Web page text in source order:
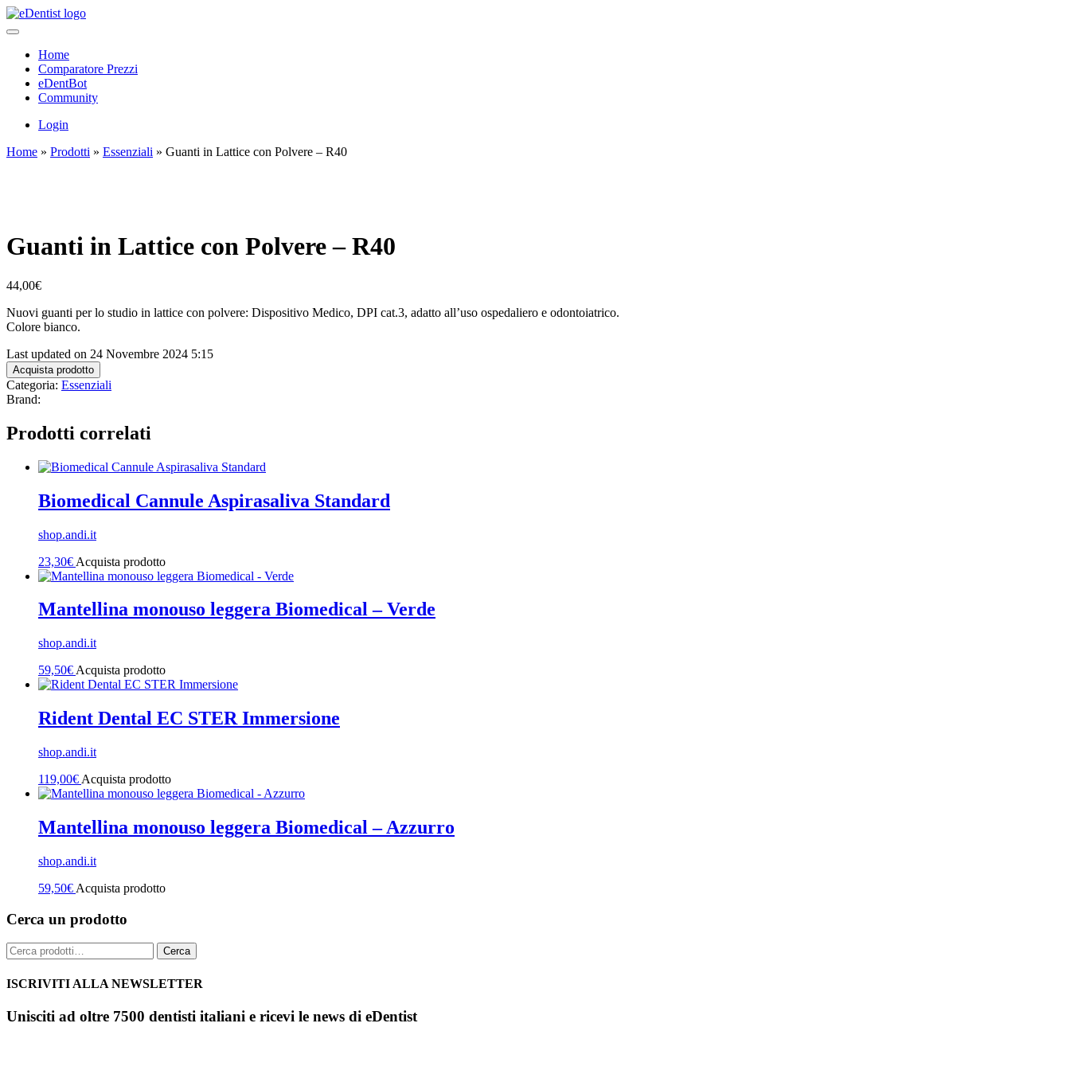
Home
Comparatore Prezzi
eDentBot
Community
Login
Home » Prodotti » Essenziali » Guanti in Lattice con Polvere – R40
Guanti in Lattice con Polvere – R40
44,00€
Nuovi guanti per lo studio in lattice con polvere: Dispositivo Medico, DPI cat.3, adatto all’uso ospedaliero e odontoiatrico.
Colore bianco.
Last updated on 24 Novembre 2024 5:15
Acquista prodotto
Categoria: Essenziali
Brand:
Prodotti correlati
Biomedical Cannule Aspirasaliva Standard
shop.andi.it
23,30€ Acquista prodotto
Mantellina monouso leggera Biomedical – Verde
shop.andi.it
59,50€ Acquista prodotto
Rident Dental EC STER Immersione
shop.andi.it
119,00€ Acquista prodotto
Mantellina monouso leggera Biomedical – Azzurro
shop.andi.it
59,50€ Acquista prodotto
Cerca un prodotto
Cerca: Cerca
ISCRIVITI ALLA NEWSLETTER
Unisciti ad oltre 7500 dentisti italiani e ricevi le news di eDentist